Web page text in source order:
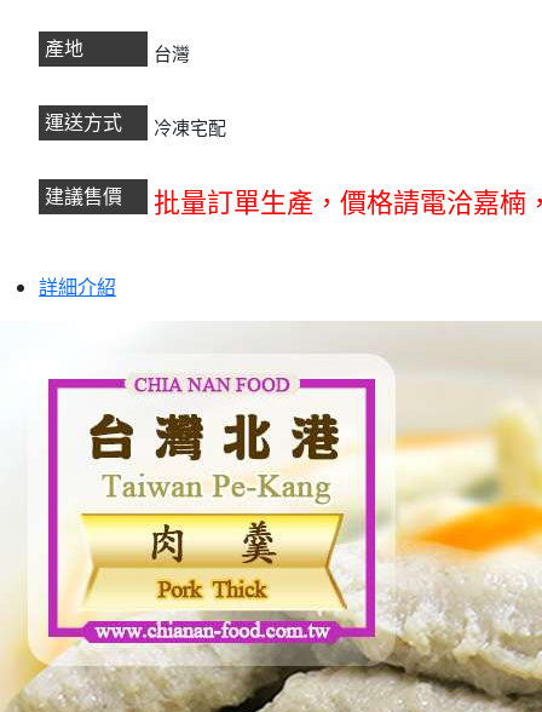
產地 台灣
運送方式 冷凍宅配
建議售價 批量訂單生產， 價格請電洽嘉楠
詳細介紹